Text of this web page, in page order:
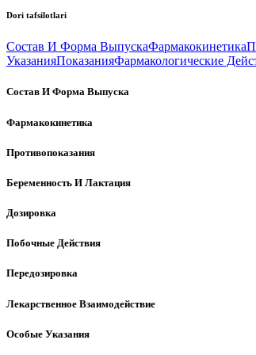
Dori tafsilotlari
Состав И Форма ВыпускаФармакокинетика
УказанияПоказанияФармакологические
Состав И Форма Выпуска
Фармакокинетика
Противопоказания
Беременность И Лактация
Дозировка
Побочные Действия
Передозировка
Лекарственное Взаимодействие
Особые Указания